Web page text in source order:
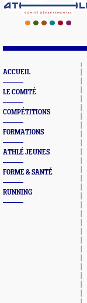
ACCUEIL
LE COMITÉ
COMPÉTITIONS
FORMATIONS
ATHLÉ JEUNES
FORME & SANTÉ
RUNNING